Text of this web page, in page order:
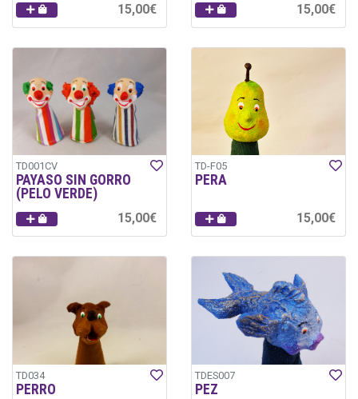
15,00€ 15,00€
TD001CV
PAYASO SIN GORRO
(PELO VERDE)
15,00€
TD-F05
PERA
15,00€
TD034
PERRO
TDES007
PEZ